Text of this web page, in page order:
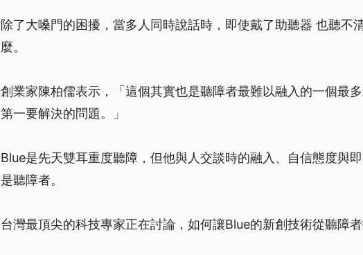
除了大嗓門的困擾，當多人同時說話時，即使戴了助聽器 也聽不
麼。
創業家陳柏儒表示，「這個其實也是聽障者最難以融入的一個最
第一要解決的問題。」
Blue是先天雙耳重度聽障，但他與人交談時的融入、自信態度與
是聽障者。
台灣最頂尖的科技專家正在討論，如何讓Blue的新創技術從聽障者